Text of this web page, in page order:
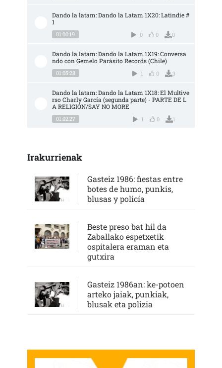
Dando la latam: Dando la Latam 1X20: Latindie #
1
01:00:19 0 0 0
Dando la latam: Dando la Latam 1X19: Conversa
ndo con Gemelo Parásito Records (Chile)
01:05:28 1 0 3
Dando la latam: Dando la Latam 1X18: El Multive
rso Charly García (segunda parte) - PARTE DE L
A RELIGIÓN/SAY NO MORE
01:02:27 1 0 1
Irakurrienak
Gasteiz 1986: fiestas entre
botes de humo, punkis,
blusas y policía
Beste preso bat hil da
Zaballako espetxetik
ospitalera eraman eta
gutxira
Gasteiz 1986an: ke-potoen
arteko jaiak, punkiak,
blusak eta polizia